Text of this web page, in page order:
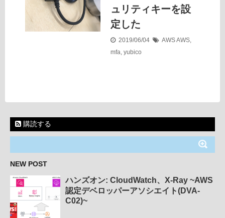
ュリティキーを設
定した
2019/06/04 AWSAWS,
mfa, yubico
購読する
NEW POST
ハンズオン: CloudWatch、X-Ray ~AWS
認定デベロッパーアソシエイト(DVA-
C02)~